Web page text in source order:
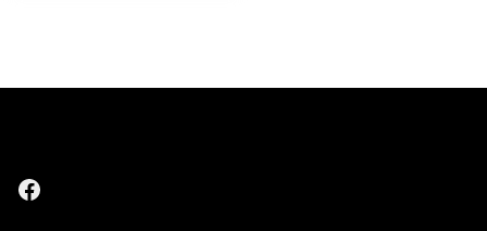
Facebook